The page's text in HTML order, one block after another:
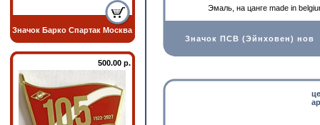
Значок Барко Спартак Москва
500.00 р.
Эмаль, на цанге made in
Значок ПСВ (Эйнховен) нов